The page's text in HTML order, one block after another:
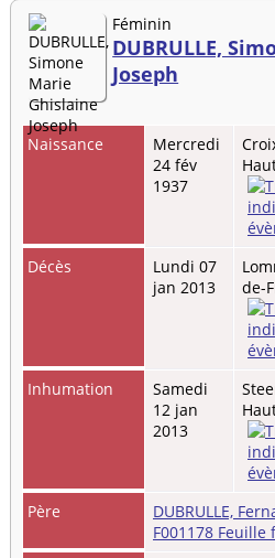
Féminin
DUBRULLE,
Joseph
Naissance
Mercredi
24 fév
1937
Décès
Lundi 07
jan 2013
de-
Inhumation
Samedi
12 jan
2013
Père DUBRULLE,
F001178 Feuille